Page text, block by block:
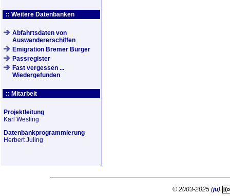
:: Weitere Datenbanken
Abfahrtsdaten von
Auswandererschiffen
Emigration Bremer Bürger
Passregister
Fast vergessen ...
Wiedergefunden
:: Mitarbeit
Projektleitung
Karl Wesling
Datenbankprogrammierung
Herbert Juling
© 2003-2025 (ju)